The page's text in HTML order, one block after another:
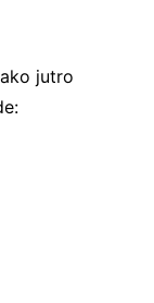
jutro